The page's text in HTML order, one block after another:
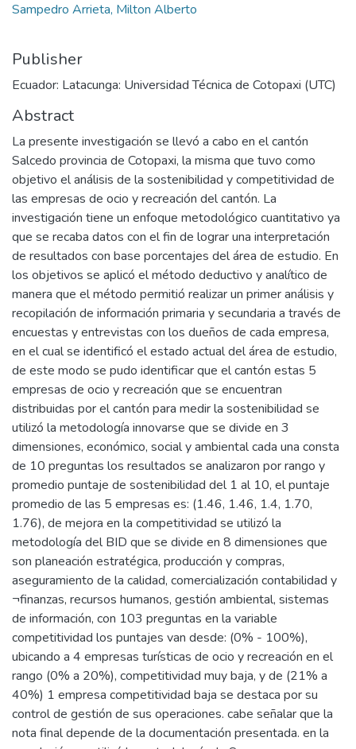
Sampedro Arrieta, Milton Alberto
Publisher
Ecuador: Latacunga: Universidad Técnica de Cotopaxi (UTC)
Abstract
La presente investigación se llevó a cabo en el cantón
Salcedo provincia de Cotopaxi, la misma que tuvo como
objetivo el análisis de la sostenibilidad y competitividad de
las empresas de ocio y recreación del cantón. La
investigación tiene un enfoque metodológico cuantitativo ya
que se recaba datos con el fin de lograr una interpretación
de resultados con base porcentajes del área de estudio. En
los objetivos se aplicó el método deductivo y analítico de
manera que el método permitió realizar un primer análisis y
recopilación de información primaria y secundaria a través de
encuestas y entrevistas con los dueños de cada empresa,
en el cual se identificó el estado actual del área de estudio,
de este modo se pudo identificar que el cantón estas 5
empresas de ocio y recreación que se encuentran
distribuidas por el cantón para medir la sostenibilidad se
utilizó la metodología innovarse que se divide en 3
dimensiones, económico, social y ambiental cada una consta
de 10 preguntas los resultados se analizaron por rango y
promedio puntaje de sostenibilidad del 1 al 10, el puntaje
promedio de las 5 empresas es: (1.46, 1.46, 1.4, 1.70,
1.76), de mejora en la competitividad se utilizó la
metodología del BID que se divide en 8 dimensiones que
son planeación estratégica, producción y compras,
aseguramiento de la calidad, comercialización contabilidad y
¬finanzas, recursos humanos, gestión ambiental, sistemas
de información, con 103 preguntas en la variable
competitividad los puntajes van desde: (0% - 100%),
ubicando a 4 empresas turísticas de ocio y recreación en el
rango (0% a 20%), competitividad muy baja, y de (21% a
40%) 1 empresa competitividad baja se destaca por su
control de gestión de sus operaciones. cabe señalar que la
nota final depende de la documentación presentada. en la